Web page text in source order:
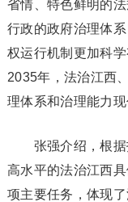
省情、特色鲜明的
行政的政府治理体
权运行机制更加科
2035年，法治江西
理体系和治理能力现
张强介绍，根据
高水平的法治江西
项主要任务，体现